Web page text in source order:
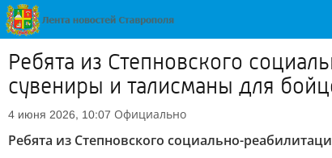
Ребята из Степновского
сувениры и талисманы для
4 июня 2026, 10:07 Официально
Ребята из Степновского социально-